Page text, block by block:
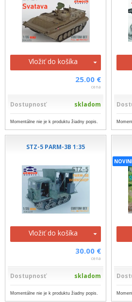
Vložiť do košíka
25.00 €
cena
Dostupnosť skladom
Momentálne nie je k produktu žiadny popis.
STZ-5 PARM-3B 1:35
Vložiť do košíka
30.00 €
cena
Dostupnosť skladom
Momentálne nie je k produktu žiadny popis.